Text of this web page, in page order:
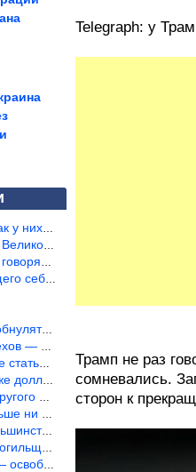
нет.
для живот
определё
следующим…
&qu
продадим.
и той же с
балабола.
нищенские
М
глупого ви
Telegraph: у
Трамп не раз
сомневались.
сторон к